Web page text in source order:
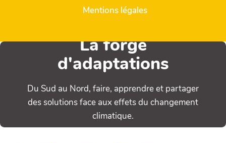
Mentions légales
La forge
d'adaptations
Du Sud au Nord, faire, apprendre et partager
des solutions face aux effets du changement
climatique.